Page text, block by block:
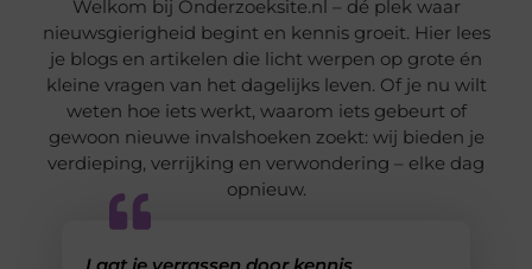
Welkom bij Onderzoeksite.nl – dé plek waar
nieuwsgierigheid begint en kennis groeit. Hier lees
je blogs en artikelen die licht werpen op grote én
kleine vragen van het dagelijks leven. Of je nu wilt
weten hoe iets werkt, waarom iets gebeurt of
gewoon nieuwe invalshoeken zoekt: wij bieden je
verdieping, verrijking en verwondering – elke dag
opnieuw.